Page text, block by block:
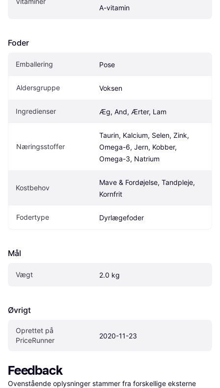
A-vitamin
Foder
Emballering Pose
Aldersgruppe Voksen
Ingredienser Æg, And, Ærter, Lam
Næringsstoffer
Taurin, Kalcium, Selen, Zink,
Omega-6, Jern, Kobber,
Omega-3, Natrium
Kostbehov
Mave & Fordøjelse, Tandpleje,
Kornfrit
Fodertype Dyrlægefoder
Mål
Vægt 2.0 kg
Øvrigt
Oprettet på
PriceRunner
2020-11-23
Feedback
Ovenstående oplysninger stammer fra forskellige eksterne